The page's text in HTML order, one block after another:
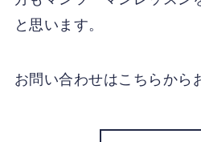
と思います。
お問い合わせはこちらから